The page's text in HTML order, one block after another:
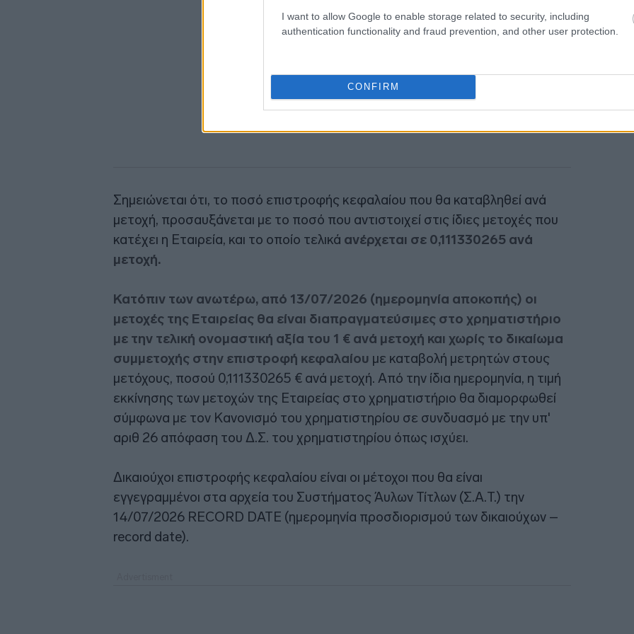
I want to allow Google to enable storage related to security, including
authentication functionality and fraud prevention, and other user protection.
CONFIRM
Σημειώνεται ότι, το ποσό επιστροφής κεφαλαίου που θα καταβληθεί ανά
μετοχή, προσαυξάνεται με το ποσό που αντιστοιχεί στις ίδιες μετοχές που
κατέχει η Εταιρεία, και το οποίο τελικά ανέρχεται σε 0,111330265 ανά
μετοχή.
Κατόπιν των ανωτέρω, από 13/07/2026 (ημερομηνία αποκοπής) οι
μετοχές της Εταιρείας θα είναι διαπραγματεύσιμες στο χρηματιστήριο
με την τελική ονομαστική αξία του 1 € ανά μετοχή και χωρίς το δικαίωμα
συμμετοχής στην επιστροφή κεφαλαίου με καταβολή μετρητών στους
μετόχους, ποσού 0,111330265 € ανά μετοχή. Από την ίδια ημερομηνία, η τιμή
εκκίνησης των μετοχών της Εταιρείας στο χρηματιστήριο θα διαμορφωθεί
σύμφωνα με τον Κανονισμό του χρηματιστηρίου σε συνδυασμό με την υπ'
αριθ 26 απόφαση του Δ.Σ. του χρηματιστηρίου όπως ισχύει.
Δικαιούχοι επιστροφής κεφαλαίου είναι οι μέτοχοι που θα είναι
εγγεγραμμένοι στα αρχεία του Συστήματος Άυλων Τίτλων (Σ.Α.Τ.) την
14/07/2026 RECORD DATE (ημερομηνία προσδιορισμού των δικαιούχων –
record date).